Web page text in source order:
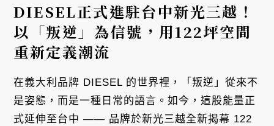
DIESEL正式進駐台中新光三越！
以「叛逆」為信號，用122坪空間
重新定義潮流
在義大利品牌 DIESEL 的世界裡，「叛逆」從來不
是姿態，而是一種日常的語言。如今，這股能量正
式延伸至台中 —— 品牌於新光三越全新揭幕 122